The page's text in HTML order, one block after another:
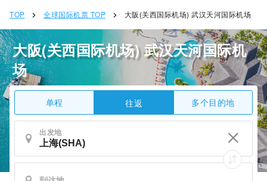
TOP 全球国际机票 TOP 大阪(关西国际机场) 武汉天河国际机场
大阪(关西国际机场) 武汉天河国际机
场
单程 往返 多个目的地
出发地